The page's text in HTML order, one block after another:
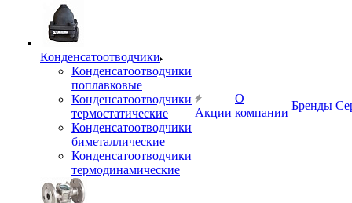
Конденсатоотводчики
Конденсатоотводчики
поплавковые
Конденсатоотводчики
термостатические
Конденсатоотводчики
биметаллические
Конденсатоотводчики
термодинамические
Акции
О
компании
Бренды